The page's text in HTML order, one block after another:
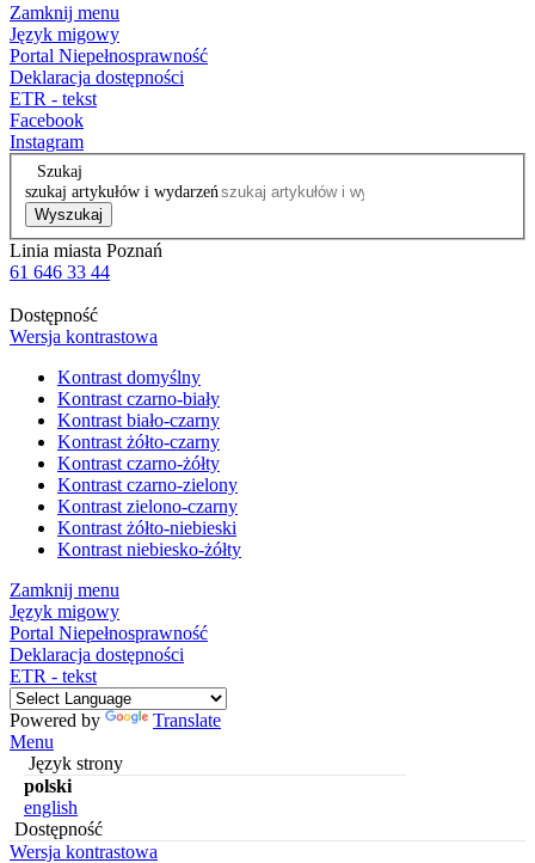
Zamknij menu
Język migowy
Portal Niepełnosprawność
Deklaracja dostępności
ETR - tekst
Facebook
Instagram
Szukaj
szukaj artykułów i wydarzeń
Wyszukaj
Linia miasta Poznań
61 646 33 44
Dostępność
Wersja kontrastowa
Kontrast domyślny
Kontrast czarno-biały
Kontrast biało-czarny
Kontrast żółto-czarny
Kontrast czarno-żółty
Kontrast czarno-zielony
Kontrast zielono-czarny
Kontrast żółto-niebieski
Kontrast niebiesko-żółty
Zamknij menu
Język migowy
Portal Niepełnosprawność
Deklaracja dostępności
ETR - tekst
Powered by
Translate
Menu
Język strony
polski
english
Dostępność
Wersja kontrastowa